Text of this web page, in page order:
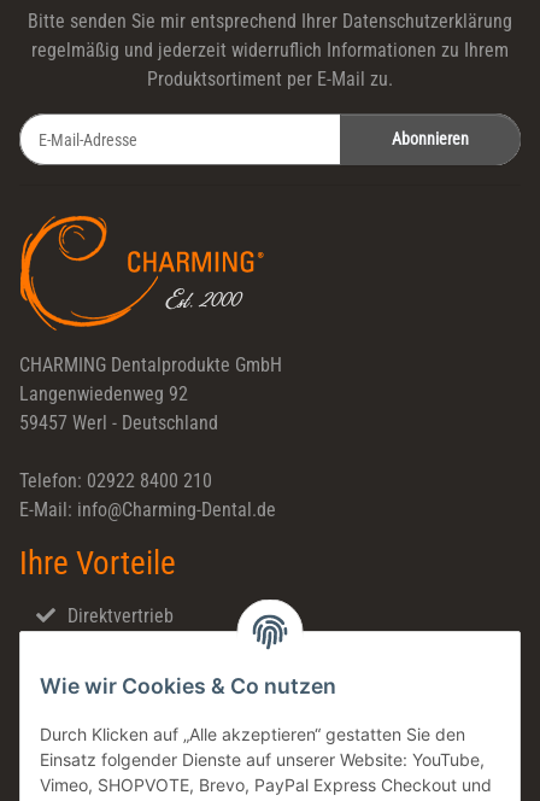
Wie wir Cookies & Co nutzen
Durch Klicken auf „Alle akzeptieren“ gestatten Sie den
Einsatz folgender Dienste auf unserer Website: YouTube,
Vimeo, SHOPVOTE, Brevo, PayPal Express Checkout und
Bitte senden Sie mir entsprechend Ihrer Datenschutzerklärung
regelmäßig und jederzeit widerruflich Informationen zu Ihrem
Produktsortiment per E-Mail zu.
Abonnieren
CHARMING Dentalprodukte GmbH
Langenwiedenweg 92
59457 Werl - Deutschland
Telefon: 02922 8400 210
E-Mail: info@Charming-Dental.de
Ihre Vorteile
Direktvertrieb
Made in Germany
Familienunternehmen
Zahntechnische Beratung